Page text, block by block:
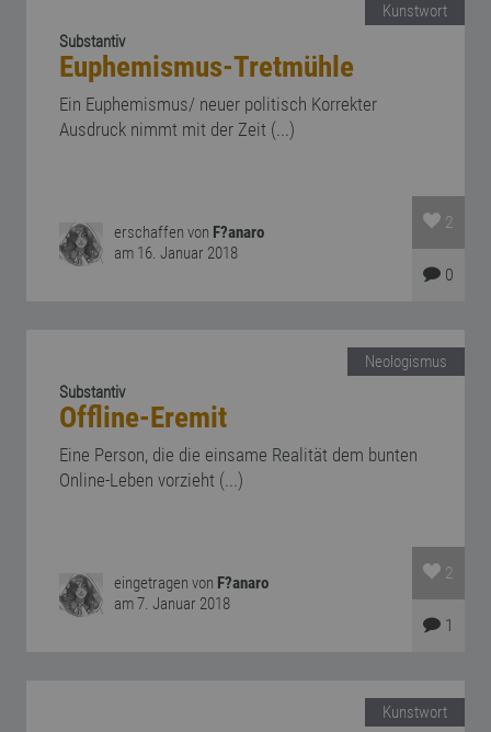
Kunstwort
Substantiv
Euphemismus-Tretmühle
Ein Euphemismus/ neuer politisch Korrekter
Ausdruck nimmt mit der Zeit (...)
erschaffen von F?anaro
am 16. Januar 2018
2
0
Neologismus
Substantiv
Offline-Eremit
Eine Person, die die einsame Realität dem bunten
Online-Leben vorzieht (...)
eingetragen von F?anaro
am 7. Januar 2018
2
1
Kunstwort